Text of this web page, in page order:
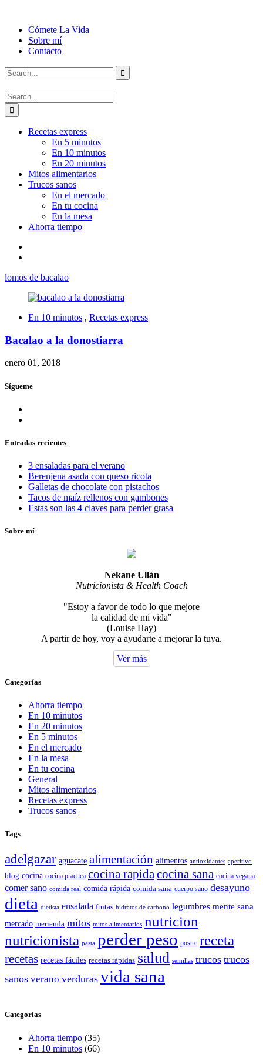
Cómete La Vida
Sobre mí
Contacto
Recetas express
En 5 minutos
En 10 minutos
En 20 minutos
Mitos alimentarios
Trucos sanos
En el mercado
En tu cocina
En la mesa
Ahorra tiempo
lomos de bacalao
En 10 minutos , Recetas express
Bacalao a la donostiarra
enero 01, 2018
Sígueme
Entradas recientes
3 ensaladas para el verano
Berenjena asada con queso ricota
Galletas de chocolate con pistachos
Tacos de maíz rellenos con gambones
Estas son las 4 claves para perder grasa
Sobre mí
Nekane Ullán
Nutricionista & Health Coach
"Estoy a favor de todo lo que mejore
la calidad de mi vida"
(Louise Hay)
A partir de hoy, voy a ayudarte a mejorar la tuya.
Ver más
Categorías
Ahorra tiempo
En 10 minutos
En 20 minutos
En 5 minutos
En el mercado
En la mesa
En tu cocina
General
Mitos alimentarios
Recetas express
Trucos sanos
Tags
adelgazar aguacate alimentación alimentos antioxidantes aperitivo
blog cocina cocina practica cocina rapidacocina sana cocina vegana
comer sano comida real comida rápida comida sana cuerpo sano desayuno
dieta dietista ensalada frutas hidratos de carbono legumbres mente sana
mercado merienda mitos mitos alimentarios nutricion
nutricionista pasta perder peso postre receta
recetas recetas fáciles recetas rápidas salud semillas trucos trucos
sanos verano verduras vida sana
Categorías
Ahorra tiempo (35)
En 10 minutos (66)